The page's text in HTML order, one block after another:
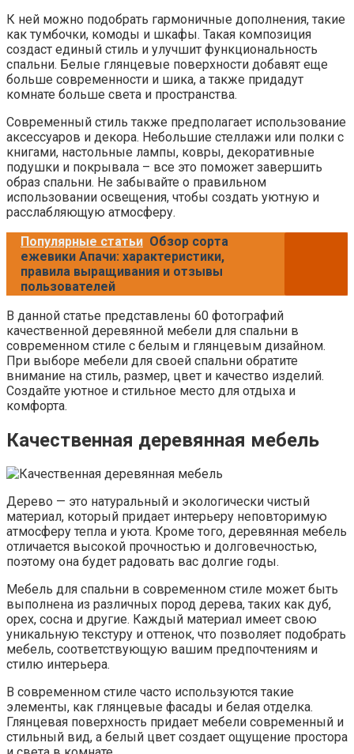
К ней можно подобрать гармоничные дополнения, такие
как тумбочки, комоды и шкафы. Такая композиция
создаст единый стиль и улучшит функциональность
спальни. Белые глянцевые поверхности добавят еще
больше современности и шика, а также придадут
комнате больше света и пространства.
Современный стиль также предполагает использование
аксессуаров и декора. Небольшие стеллажи или полки с
книгами, настольные лампы, ковры, декоративные
подушки и покрывала – все это поможет завершить
образ спальни. Не забывайте о правильном
использовании освещения, чтобы создать уютную и
расслабляющую атмосферу.
Популярные статьи Обзор сорта
ежевики Апачи: характеристики,
правила выращивания и отзывы
пользователей
В данной статье представлены 60 фотографий
качественной деревянной мебели для спальни в
современном стиле с белым и глянцевым дизайном.
При выборе мебели для своей спальни обратите
внимание на стиль, размер, цвет и качество изделий.
Создайте уютное и стильное место для отдыха и
комфорта.
Качественная деревянная мебель
Дерево — это натуральный и экологически чистый
материал, который придает интерьеру неповторимую
атмосферу тепла и уюта. Кроме того, деревянная мебель
отличается высокой прочностью и долговечностью,
поэтому она будет радовать вас долгие годы.
Мебель для спальни в современном стиле может быть
выполнена из различных пород дерева, таких как дуб,
орех, сосна и другие. Каждый материал имеет свою
уникальную текстуру и оттенок, что позволяет подобрать
мебель, соответствующую вашим предпочтениям и
стилю интерьера.
В современном стиле часто используются такие
элементы, как глянцевые фасады и белая отделка.
Глянцевая поверхность придает мебели современный и
стильный вид, а белый цвет создает ощущение простора